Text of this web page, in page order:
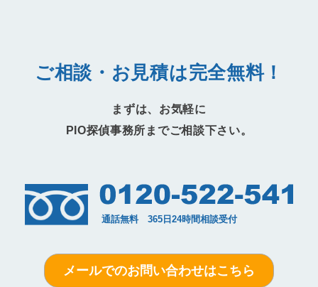
ご相談・お見積は完全無料！
まずは、お気軽に
PIO探偵事務所までご相談下さい。
メールでのお問い合わせはこちら